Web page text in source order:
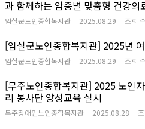
과 함께하는 암종별 맞춤형 건강의
임실군노인종합복지관 2025.08.29 조회
[임실군노인종합복지관] 2025년
임실군노인종합복지관 2025.08.29 조회
[무주노인종합복지관] 2025 노인
리 봉사단 양성교육 실시
무주장애인노인종합복지관 2025.08.28